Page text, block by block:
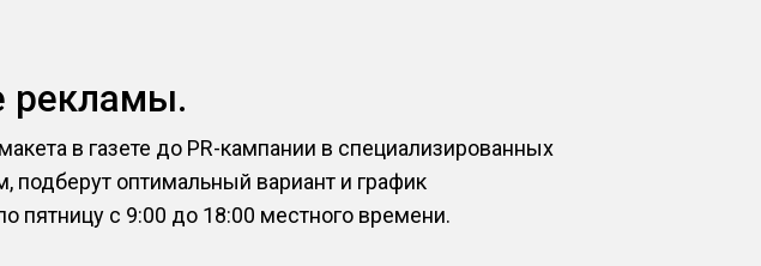
рекламы.
в газете до PR-кампании в специализированных
оптимальный вариант и график
с 9:00 до 18:00 местного времени.